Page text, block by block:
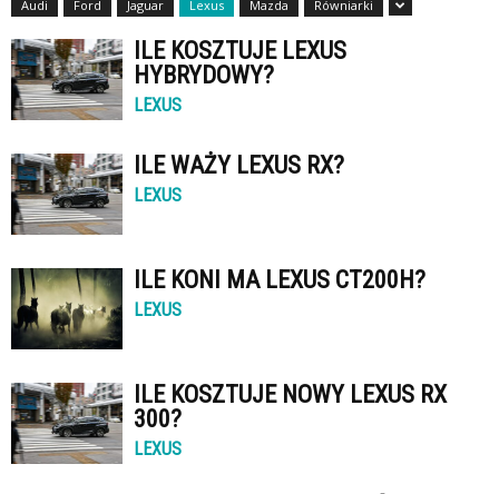
Audi Ford Jaguar Lexus Mazda Równiarki
ILE KOSZTUJE LEXUS
HYBRYDOWY?
LEXUS
ILE WAŻY LEXUS RX?
LEXUS
ILE KONI MA LEXUS CT200H?
LEXUS
ILE KOSZTUJE NOWY LEXUS RX
300?
LEXUS